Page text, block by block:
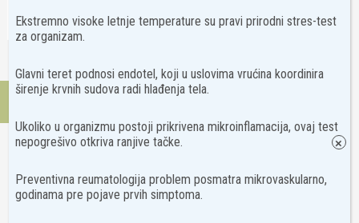
Kontakt
Ekstremno visoke letnje temperature su pravi prirodni stres-test
za organizam.
Glavni teret podnosi endotel, koji u uslovima vrućina koordinira
širenje krvnih sudova radi hlađenja tela.
Ukoliko u organizmu postoji prikrivena mikroinflamacija, ovaj test
nepogrešivo otkriva ranjive tačke.
Preventivna reumatologija problem posmatra mikrovaskularno,
godinama pre pojave prvih simptoma.
×